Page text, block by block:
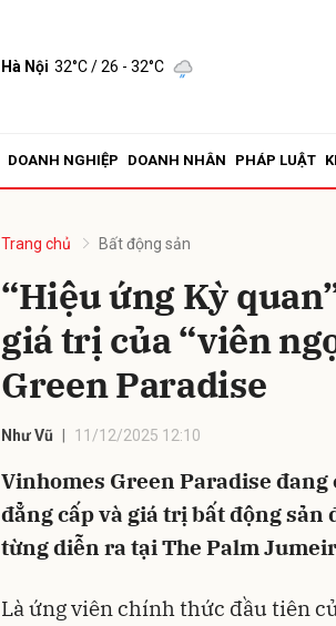
Hà Nội 32°C/ 26 - 32°C
DOANH NGHIỆP DOANH NHÂN PHÁP LUẬT
Trang chủ Bất động sản
“Hiệu ứng Kỳ
giá trị của “viên
Green Paradise
Như Vũ 11/12/2025 12:10
Vinhomes Green Paradise
đẳng cấp và giá trị bất động
từng diễn ra tại The Palm
Là ứng viên chính thức đầu tiên